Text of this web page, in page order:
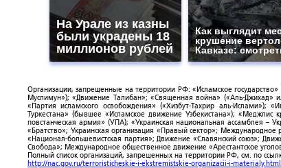
На Урале из казны
были украдены 18
миллионов рублей
Как выглядит
крушение
Кавказе:
Организации, запрещенные на территории РФ: «Исламское
Муслимун»); «Движение Талибан»; «Священная война» («Аль-Джихад»
«Партия исламского освобождения» («Хизбут-Тахрир аль-Ислами»);
Туркестана» (бывшее «Исламское движение Узбекистана»); «Меджлис
повстанческая армия» (УПА); «Украинская национальная ассамблея –
«Братство»; Украинская организация «Правый сектор»;
«Национал-большевистская партия»; Движение «Славянский союз»;
Свобода»; Международное общественное движение «Арестантское
Полный список организаций, запрещенных на территории РФ, см. по
http://nac.gov.ru/terroristicheskie-i-ekstremistskie-organizacii-i-materialy.html